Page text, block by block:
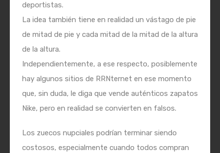
deportistas.
La idea también tiene en realidad un vástago de pie
de mitad de pie y cada mitad de la mitad de la altura
de la altura.
Independientemente, a ese respecto, posiblemente
hay algunos sitios de RRNternet en ese momento
que, sin duda, le diga que vende auténticos zapatos
Nike, pero en realidad se convierten en falsos.
Los zuecos nupciales podrían terminar siendo
costosos, especialmente cuando todos compran